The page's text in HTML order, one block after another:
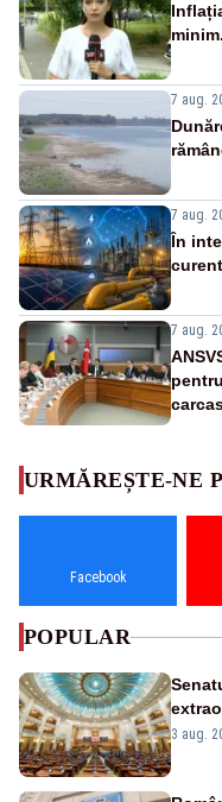
7 aug.
7 aug.
În
7 aug.
URMĂREȘTE-NE
Facebook
POPULAR
3 aug.